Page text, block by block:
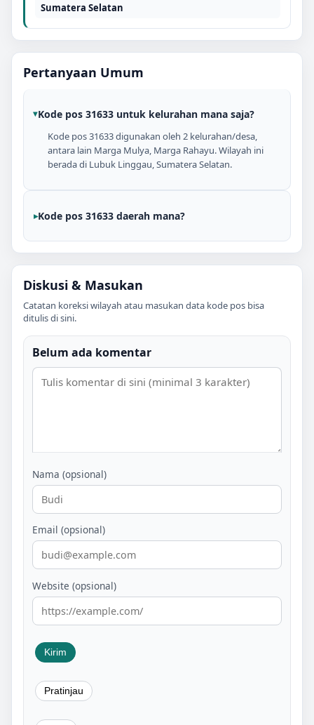
Sumatera Selatan
Pertanyaan Umum
Kode pos 31633 untuk kelurahan mana saja?
Kode pos 31633 digunakan oleh 2 kelurahan/desa,
antara lain Marga Mulya, Marga Rahayu. Wilayah ini
berada di Lubuk Linggau, Sumatera Selatan.
Kode pos 31633 daerah mana?
Diskusi & Masukan
Catatan koreksi wilayah atau masukan data kode pos bisa
ditulis di sini.
Belum ada komentar
Nama (opsional)
Email (opsional)
Website (opsional)